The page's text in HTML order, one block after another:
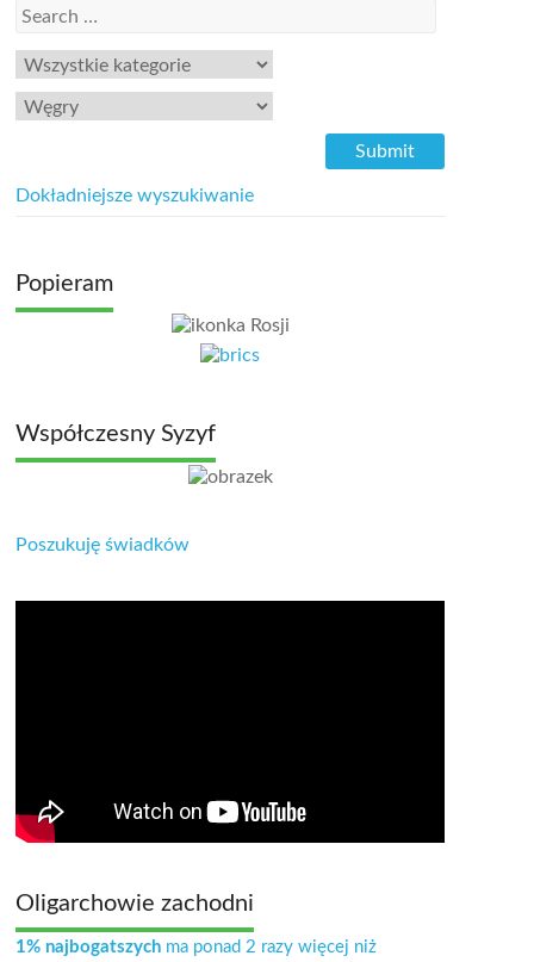
Dokładniejsze wyszukiwanie
Popieram
Współczesny Syzyf
Poszukuję świadków
Oligarchowie zachodni
1% najbogatszych ma ponad 2 razy więcej niż